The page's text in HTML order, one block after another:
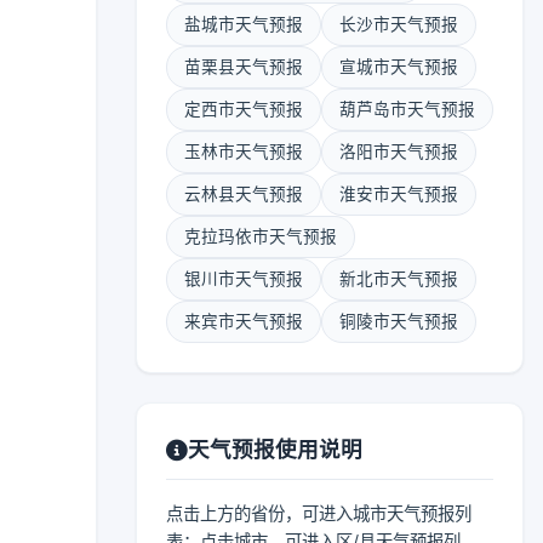
盐城市天气预报 长沙市天气预报
苗栗县天气预报 宣城市天气预报
定西市天气预报 葫芦岛市天气预报
玉林市天气预报 洛阳市天气预报
云林县天气预报 淮安市天气预报
克拉玛依市天气预报
银川市天气预报 新北市天气预报
来宾市天气预报 铜陵市天气预报
天气预报使用说明
点击上方的省份，可进入城市天气预报列